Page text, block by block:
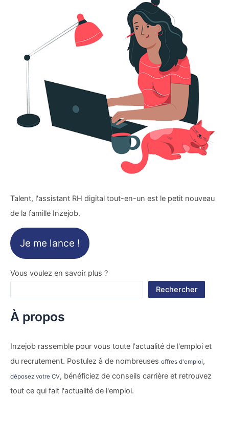
Talent, l'assistant RH digital tout-en-un est le petit nouveau
de la famille Inzejob.
Je me lance !
Vous voulez en savoir plus ?
Rechercher
À propos
Inzejob rassemble pour vous toute l'actualité de l'emploi et
du recrutement. Postulez à de nombreuses offres d'emploi,
déposez votre CV, bénéficiez de conseils carrière et retrouvez
tout ce qui fait l'actualité de l'emploi.